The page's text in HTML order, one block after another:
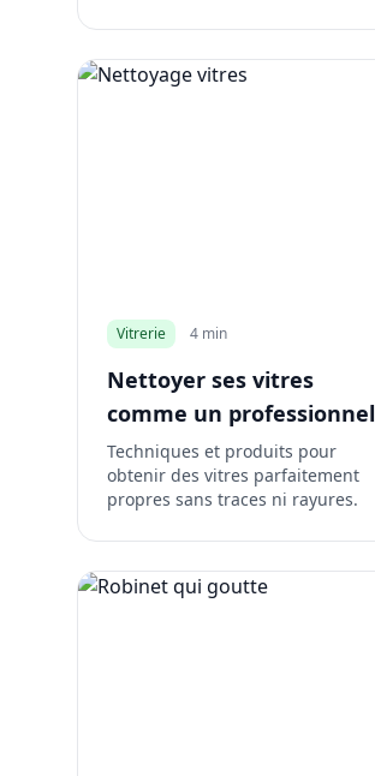
Vitrerie 4 min
Nettoyer ses vitres
comme un professionnel
Techniques et produits pour
obtenir des vitres parfaitement
propres sans traces ni rayures.